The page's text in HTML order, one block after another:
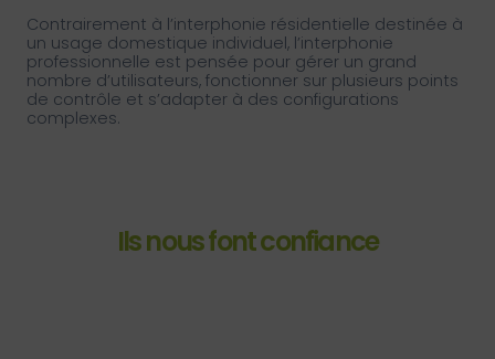
Contrairement à l’interphonie résidentielle destinée à
un usage domestique individuel, l’interphonie
professionnelle est pensée pour gérer un grand
nombre d’utilisateurs, fonctionner sur plusieurs points
de contrôle et s’adapter à des configurations
complexes.
Ils nous font confiance